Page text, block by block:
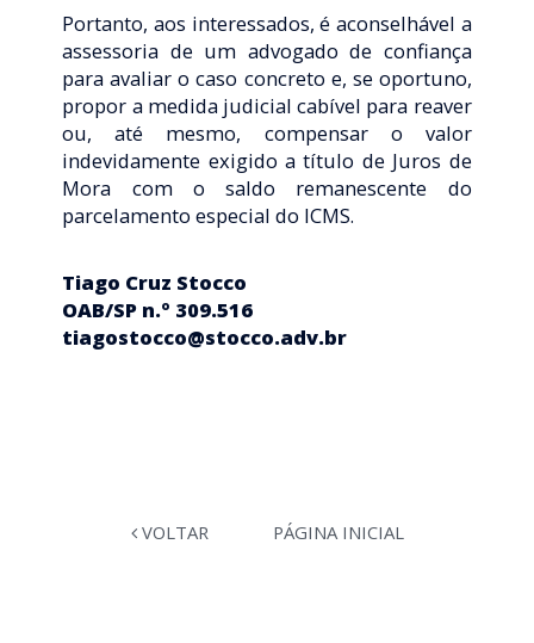
Portanto, aos interessados, é aconselhável a
assessoria de um advogado de confiança
para avaliar o caso concreto e, se oportuno,
propor a medida judicial cabível para reaver
ou, até mesmo, compensar o valor
indevidamente exigido a título de Juros de
Mora com o saldo remanescente do
parcelamento especial do ICMS.
Tiago Cruz Stocco
OAB/SP n.º 309.516
tiagostocco@stocco.adv.br
VOLTAR PÁGINA INICIAL